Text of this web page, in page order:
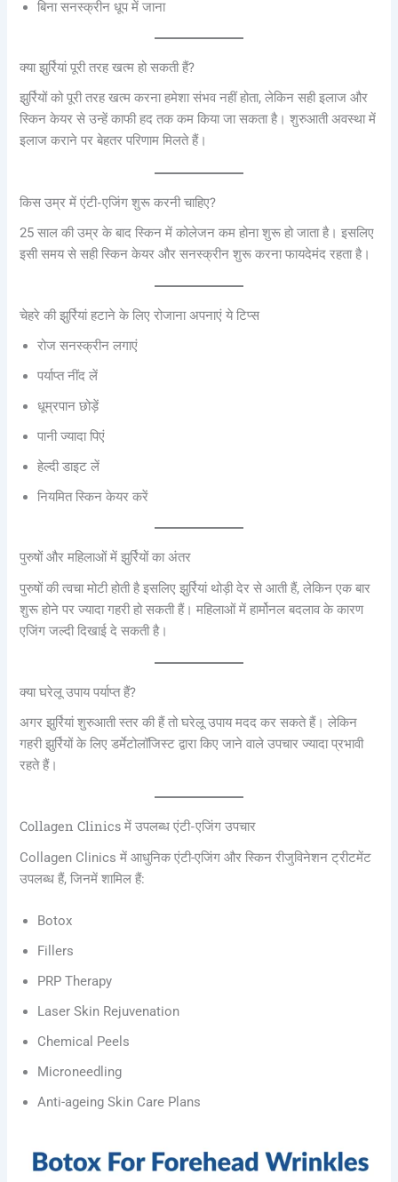
बिना सनस्क्रीन धूप में जाना
क्या झुर्रियां पूरी तरह खत्म हो सकती हैं?
झुर्रियों को पूरी तरह खत्म करना हमेशा संभव नहीं होता, लेकिन सही इलाज और
स्किन केयर से उन्हें काफी हद तक कम किया जा सकता है। शुरुआती अवस्था में
इलाज कराने पर बेहतर परिणाम मिलते हैं।
किस उम्र में एंटी-एजिंग शुरू करनी चाहिए?
25 साल की उम्र के बाद स्किन में कोलेजन कम होना शुरू हो जाता है। इसलिए
इसी समय से सही स्किन केयर और सनस्क्रीन शुरू करना फायदेमंद रहता है।
चेहरे की झुर्रियां हटाने के लिए रोजाना अपनाएं ये टिप्स
रोज सनस्क्रीन लगाएं
पर्याप्त नींद लें
धूम्रपान छोड़ें
पानी ज्यादा पिएं
हेल्दी डाइट लें
नियमित स्किन केयर करें
पुरुषों और महिलाओं में झुर्रियों का अंतर
पुरुषों की त्वचा मोटी होती है इसलिए झुर्रियां थोड़ी देर से आती हैं, लेकिन एक बार
शुरू होने पर ज्यादा गहरी हो सकती हैं। महिलाओं में हार्मोनल बदलाव के कारण
एजिंग जल्दी दिखाई दे सकती है।
क्या घरेलू उपाय पर्याप्त हैं?
अगर झुर्रियां शुरुआती स्तर की हैं तो घरेलू उपाय मदद कर सकते हैं। लेकिन
गहरी झुर्रियों के लिए डर्मेटोलॉजिस्ट द्वारा किए जाने वाले उपचार ज्यादा प्रभावी
रहते हैं।
Collagen Clinics में उपलब्ध एंटी-एजिंग उपचार
Collagen Clinics में आधुनिक एंटी-एजिंग और स्किन रीजुविनेशन ट्रीटमेंट
उपलब्ध हैं, जिनमें शामिल हैं:
Botox
Fillers
PRP Therapy
Laser Skin Rejuvenation
Chemical Peels
Microneedling
Anti-ageing Skin Care Plans